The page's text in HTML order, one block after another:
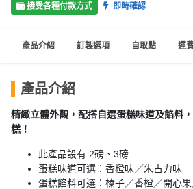
Room
到
會
美
食
特
型
搞
活
接受各種付款方式 即時確認
產品介紹 訂製選項 自取點 運
產品介紹
精緻立體外觀，配搭自選蛋糕味道及餡料
糕！
此產品設有 2磅、3磅
蛋糕味道可選：香橙味／朱古力味
蛋糕餡料可選：榛子／香橙／開心